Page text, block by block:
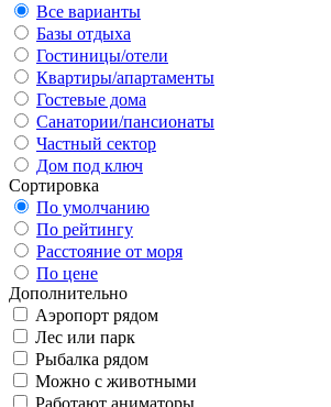
Все варианты
Базы отдыха
Гостиницы/отели
Квартиры/апартаменты
Гостевые дома
Санатории/пансионаты
Частный сектор
Дом под ключ
Сортировка
По умолчанию
По рейтингу
Расстояние от моря
По цене
Дополнительно
Аэропорт рядом
Лес или парк
Рыбалка рядом
Можно с животными
Работают аниматоры